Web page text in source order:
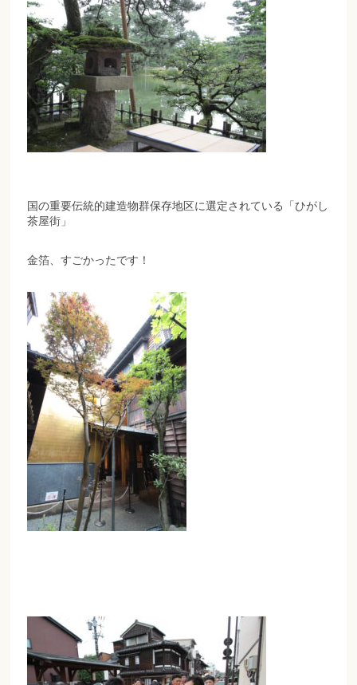
国の重要伝統的建造物群保存地区に選定されている「ひがし
茶屋街」
金箔、すごかったです！